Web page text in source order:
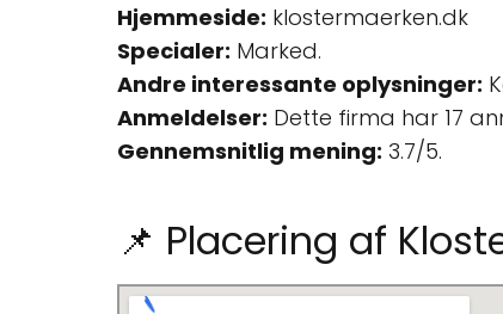
Hjemmeside: klostermaerken.dk
Specialer: Marked.
Andre interessante oplysninger:
Anmeldelser: Dette firma har 17
Gennemsnitlig mening: 3.7/5.
📌 Placering af